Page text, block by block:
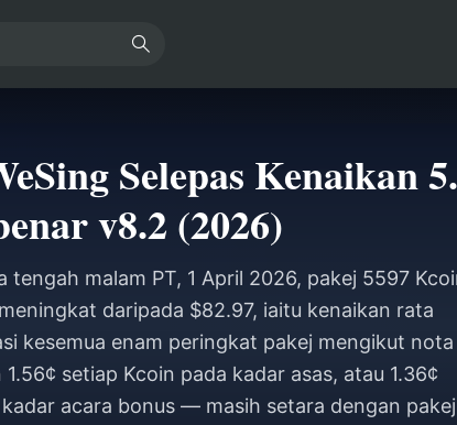
Selepas Kenaikan
v8.2 (2026)
malam PT, 1 April 2026, pakej 5597
daripada $82.97, iaitu kenaikan rata
kesemua enam peringkat pakej mengikut nota
setiap Kcoin pada kadar asas, atau 1.36¢
acara bonus — masih setara dengan pakej